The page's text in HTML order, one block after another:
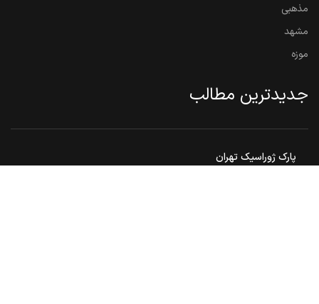
مذهبی
مشهد
موزه
جدیدترین مطالب
پارک ژوراسیک تهران